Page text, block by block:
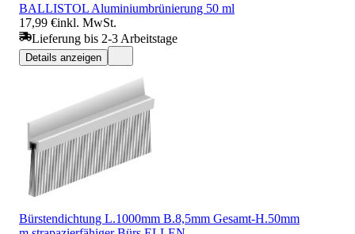
BALLISTOL Aluminiumbrünierung 50 ml
17,99 €inkl. MwSt.
Lieferung bis 2-3 Arbeitstage
Details anzeigen
Bürstendichtung L.1000mm B.8,5mm Gesamt-H.50mm